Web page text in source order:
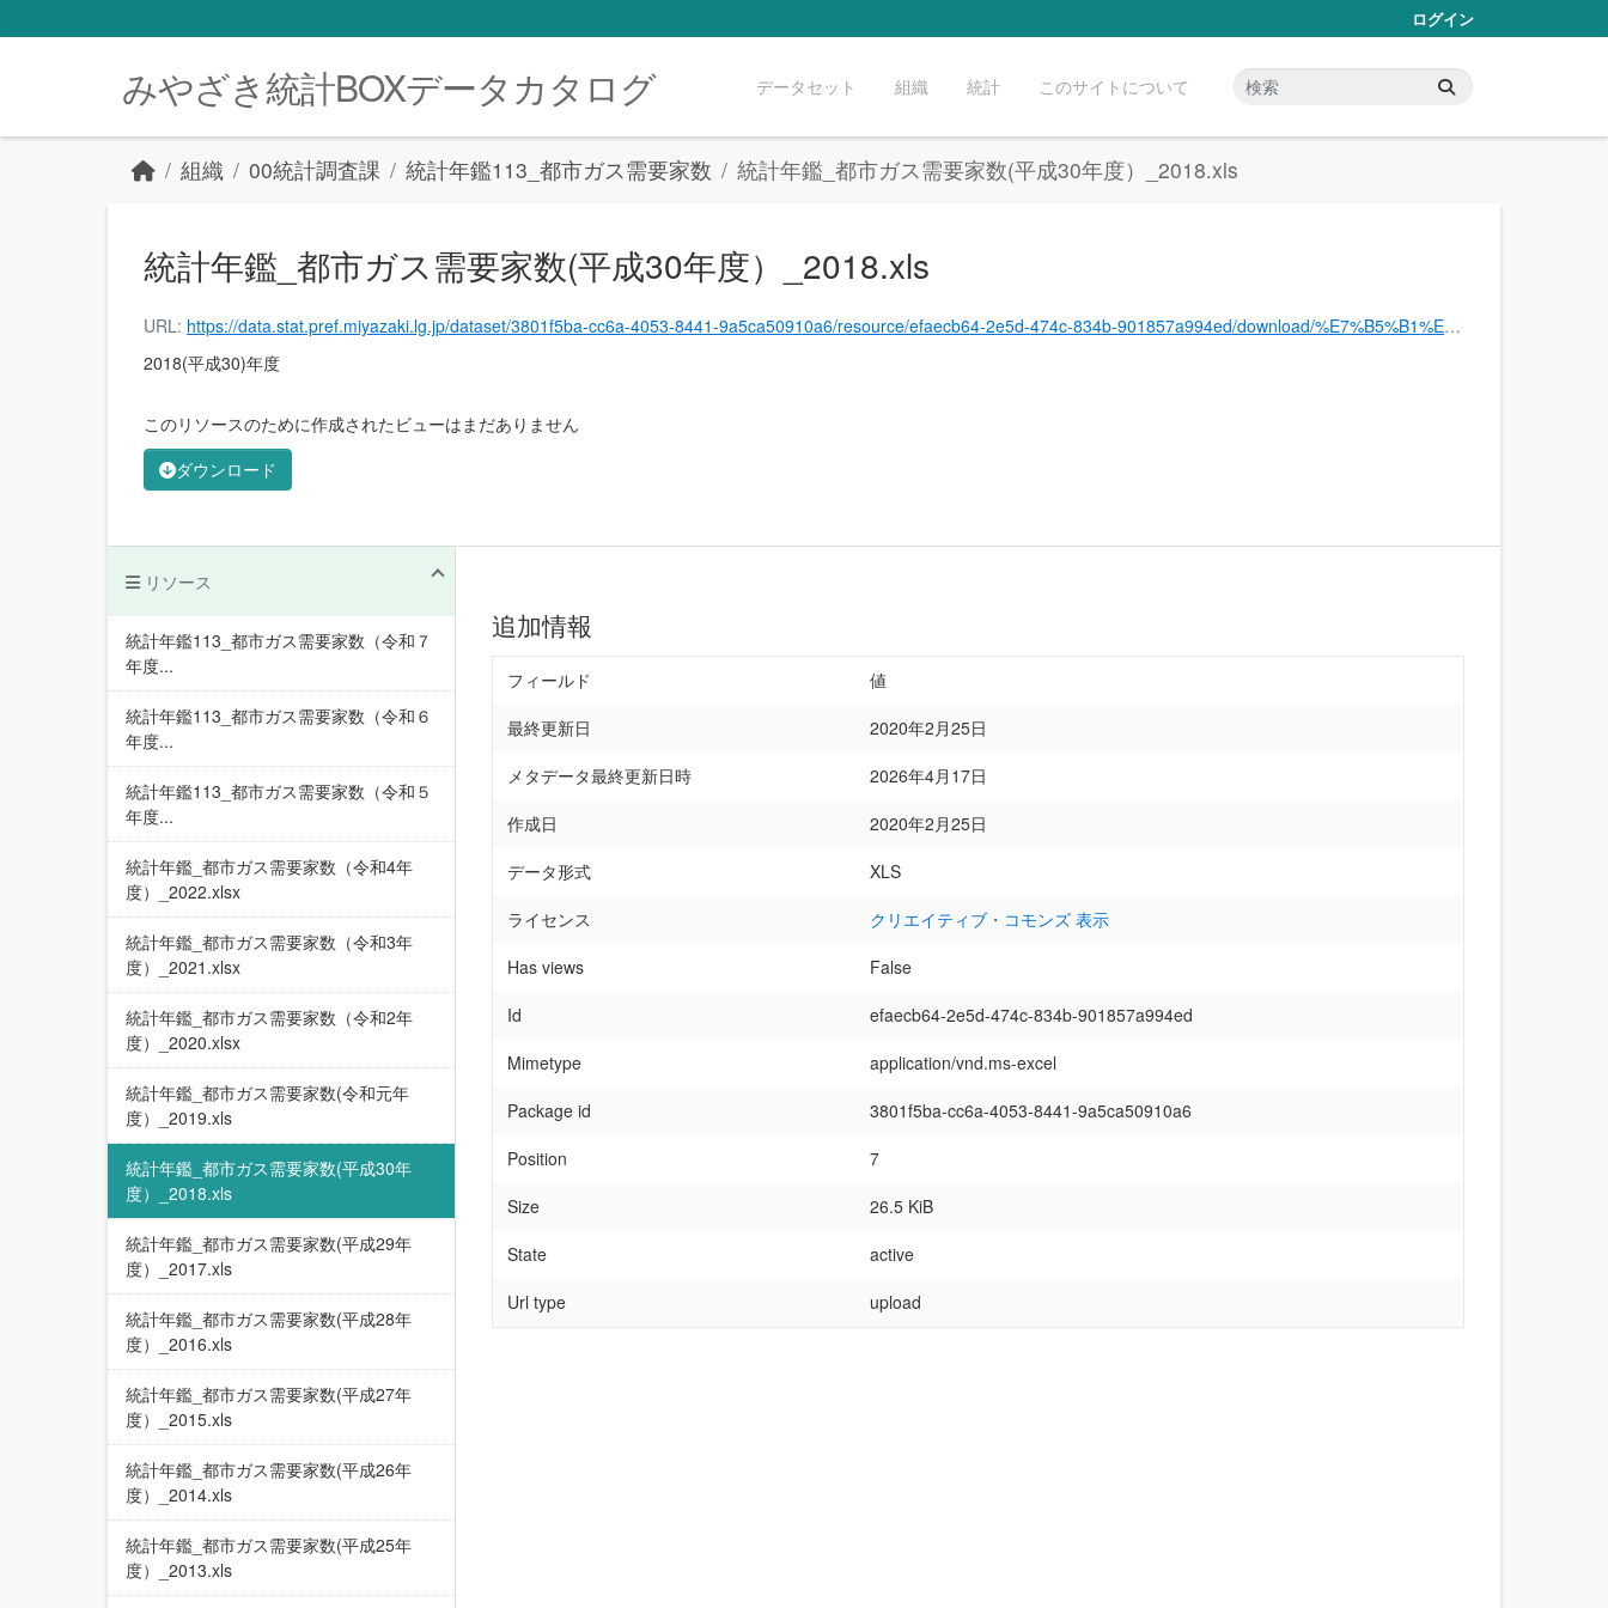
ログイン
みやざき統計BOXデータカタログ データセット 組織 統計 このサイトについて
組織 00統計調査課 統計年鑑113_都市ガス需要家数 統計年鑑_都市ガス需要家数(平成30年度）_2018.xls
ダウンロード
統計年鑑_都市ガス需要家数(平成30年度）_2018.xls
URL: https://data.stat.pref.miyazaki.lg.jp/dataset/3801f5ba-cc6a-4053-8441-9a5ca50910a6/resource/efaecb64-2e5d-474c-834b-901857a994ed/download/%E7%B5%B1%E8%A8%88%E5%B9%B4%E9%91%91_%E9%83%BD%E5%B8%82%E3%82%AC%E3%82%B9%E9%9C%80%E8%A6%81%E5%AE%B6%E6%95%B0(%E5%B9%B3%E6%88%9030%E5%B9%B4%E5%BA%A6%EF%BC%89_2018.xls
2018(平成30)年度
このリソースのために作成されたビューはまだありません
リソース
統計年鑑113_都市ガス需要家数（令和７
年度...
統計年鑑113_都市ガス需要家数（令和６
年度...
統計年鑑113_都市ガス需要家数（令和５
年度...
統計年鑑_都市ガス需要家数（令和4年
度）_2022.xlsx
統計年鑑_都市ガス需要家数（令和3年
度）_2021.xlsx
統計年鑑_都市ガス需要家数（令和2年
度）_2020.xlsx
統計年鑑_都市ガス需要家数(令和元年
度）_2019.xls
統計年鑑_都市ガス需要家数(平成30年
度）_2018.xls
統計年鑑_都市ガス需要家数(平成29年
度）_2017.xls
統計年鑑_都市ガス需要家数(平成28年
度）_2016.xls
統計年鑑_都市ガス需要家数(平成27年
度）_2015.xls
統計年鑑_都市ガス需要家数(平成26年
度）_2014.xls
統計年鑑_都市ガス需要家数(平成25年
度）_2013.xls
追加情報
フィールド
値
最終更新日
2020年2月25日
メタデータ最終更新日時
2026年4月17日
作成日
2020年2月25日
データ形式
XLS
ライセンス
クリエイティブ・コモンズ 表示
Has views
False
Id
efaecb64-2e5d-474c-834b-901857a994ed
Mimetype
application/vnd.ms-excel
Package id
3801f5ba-cc6a-4053-8441-9a5ca50910a6
Position
7
Size
26.5 KiB
State
active
Url type
upload